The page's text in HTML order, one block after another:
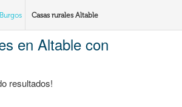
Casas rurales Altable
en Altable con
resultados!